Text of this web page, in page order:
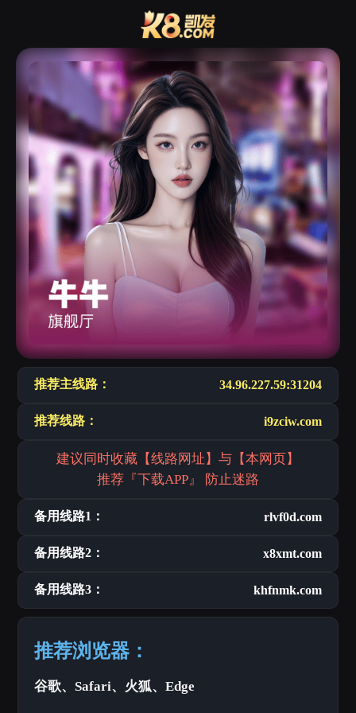
推荐主线路： 34.96.227.59:31204
推荐线路： i9zciw.com
建议同时收藏【线路网址】与【本网页】
推荐『下载APP』 防止迷路
备用线路1： rlvf0d.com
备用线路2： x8xmt.com
备用线路3： khfnmk.com
推荐浏览器：
谷歌、Safari、火狐、Edge